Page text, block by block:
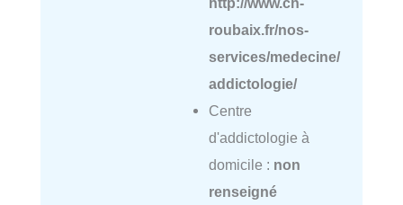
roubaix.fr/nos-
services/medecine/
addictologie/
Centre
d'addictologie à
domicile : non
renseigné